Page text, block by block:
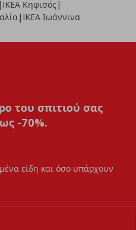
| IKEA Κηφισός|
| IKEA Ιωάννινα
του σπιτιού σας
-70%.
είδη και όσο υπάρχουν